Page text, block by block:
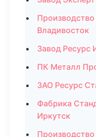
Владивосток
Завод
ПК Металл
ЗАО Ресурс
Фабрика
Иркутск